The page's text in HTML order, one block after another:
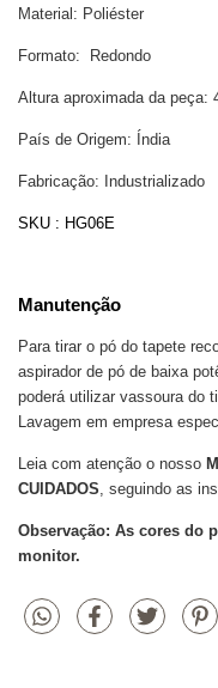
Material: Poliéster
Formato: Redondo
Altura aproximada da peça:
País de Origem: Índia
Fabricação: Industrializado
SKU : HG06E
Manutenção
Para tirar o pó do tapete
aspirador de pó de baixa
poderá utilizar vassoura do
Lavagem em empresa
Leia com atenção o nosso
CUIDADOS, seguindo as
Observação: As cores do
monitor.